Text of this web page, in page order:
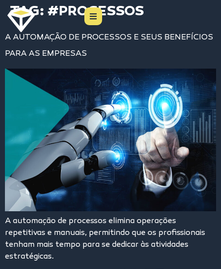
TAG: #PROCESSOS
A AUTOMAÇÃO DE PROCESSOS E SEUS BENEFÍCIOS
PARA AS EMPRESAS
A automação de processos elimina operações
repetitivas e manuais, permitindo que os profissionais
tenham mais tempo para se dedicar às atividades
estratégicas.